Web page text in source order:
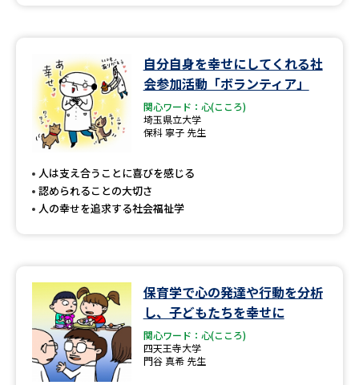
自分自身を幸せにしてくれる社
会参加活動「ボランティア」
関心ワード：心(こころ)
埼玉県立大学
保科 寧子 先生
人は支え合うことに喜びを感じる
認められることの大切さ
人の幸せを追求する社会福祉学
保育学で心の発達や行動を分析
し、子どもたちを幸せに
関心ワード：心(こころ)
四天王寺大学
門谷 真希 先生